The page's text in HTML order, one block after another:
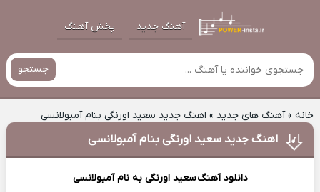
آهنگ جدید پخش آهنگ
جستجو
خانه»آهنگ های جدید » اهنگ جدید سعید اورنگی بنام آمبولانسی
اهنگ جدید سعید اورنگی بنام آمبولانسی
دانلود آهنگسعید اورنگی به نام آمبولانسی